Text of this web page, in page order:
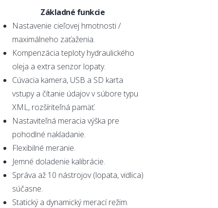
Základné funkcie
Nastavenie cieľovej hmotnosti /
maximálneho zaťaženia.
Kompenzácia teploty hydraulického
oleja a extra senzor lopaty.
Cúvacia kamera, USB a SD karta
vstupy a čítanie údajov v súbore typu
XML, rozšíriteľná pamäť.
Nastaviteľná meracia výška pre
pohodlné nakladanie.
Flexibilné meranie.
Jemné doladenie kalibrácie.
Správa až 10 nástrojov (lopata, vidlica)
súčasne.
Statický a dynamický merací režim.